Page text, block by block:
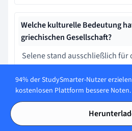
Welche kulturelle Bedeutung
griechischen Gesellschaft?
Selene stand ausschließlich für
Wer sind Selenes Eltern in der
Mythologie?
94% der StudySmarter-Nutzer
kostenlosen Plattform bessere Noten.